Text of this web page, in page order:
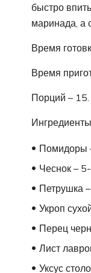
быстро
маринада, а
Время
Время
Порций – 15.
Помидоры
Чеснок – 5-
Петрушка –
Укроп
Перец
Лист
Уксус